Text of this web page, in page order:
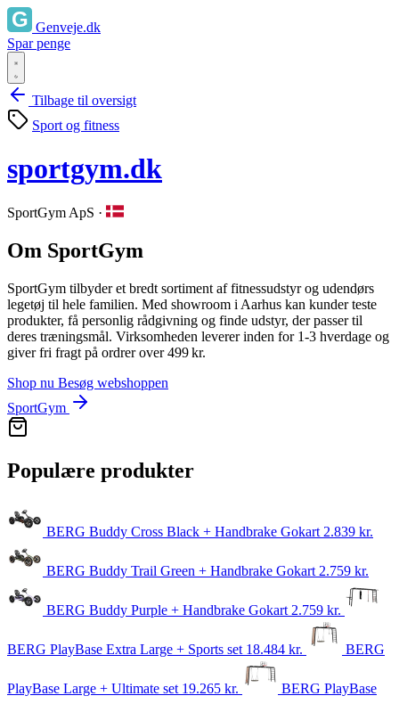
Genveje.dk
Spar penge
Tilbage til oversigt
Sport og fitness
sportgym.dk
SportGym ApS ·
Om SportGym
SportGym tilbyder et bredt sortiment af fitnessudstyr og udendørs
legetøj til hele familien. Med showroom i Aarhus kan kunder teste
produkter, få personlig rådgivning og finde udstyr, der passer til
deres træningsmål. Virksomheden leverer inden for 1‑3 hverdage og
giver fri fragt på ordrer over 499 kr.
Shop nu Besøg webshoppen
SportGym
Populære produkter
BERG Buddy Cross Black + Handbrake Gokart 2.839 kr.
BERG Buddy Trail Green + Handbrake Gokart 2.759 kr.
BERG Buddy Purple + Handbrake Gokart 2.759 kr.
BERG PlayBase Extra Large + Sports set 18.484 kr. BERG
PlayBase Large + Ultimate set 19.265 kr. BERG PlayBase